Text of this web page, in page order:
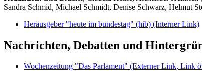
Sandra Schmid, Michael Schmidt, Denise Schwarz, Helmut
Herausgeber "heute im bundestag" (hib) (Interner Link)
Nachrichten, Debatten und
Wochenzeitung "Das Parlament" (Externer Link, Link